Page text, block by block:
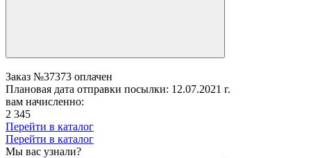
Заказ №37373 оплачен
Плановая дата отправки посылки: 12.07.2021 г.
вам начисленно:
2 345
Перейти в каталог
Перейти в каталог
Мы вас узнали?